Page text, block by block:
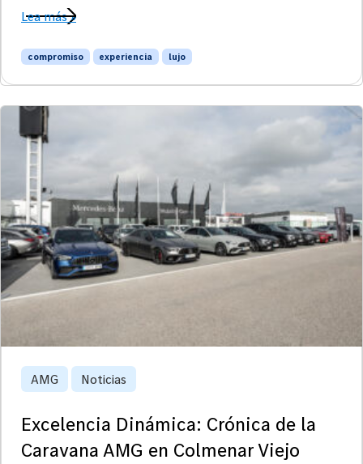
Lea más »
compromiso experiencia lujo
AMG Noticias
Excelencia Dinámica: Crónica de la
Caravana AMG en Colmenar Viejo